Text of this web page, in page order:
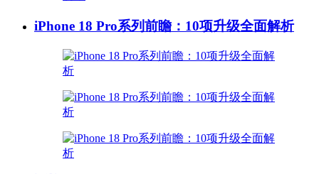
iPhone 18 Pro系列前瞻：10项升级全面解析